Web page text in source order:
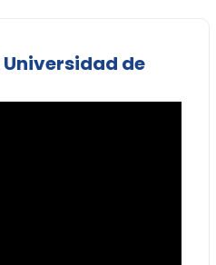
Universidad de